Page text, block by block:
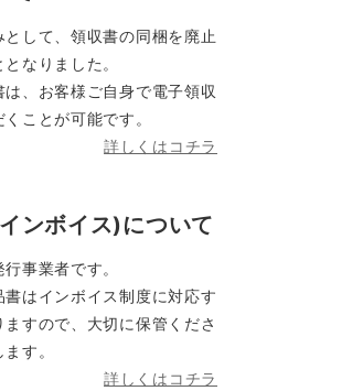
して、領収書の同梱を廃止
なりました。
、お客様ご自身で電子領収
ことが可能です。
詳しくはコチラ
ンボイス)について
事業者です。
はインボイス制度に対応す
すので、大切に保管くださ
す。
詳しくはコチラ